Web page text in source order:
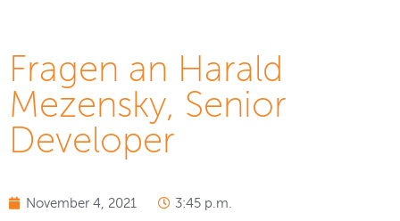
Fragen an Harald
Mezensky, Senior
Developer
November 4, 2021 3:45 p.m.